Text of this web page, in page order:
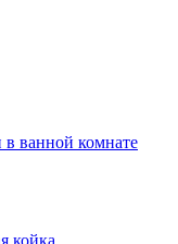
в ванной комнате
койка